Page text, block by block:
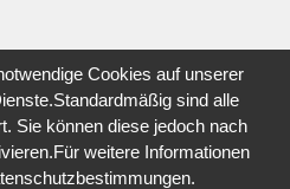
Cookies auf unserer
sind alle
Sie können diese jedoch nach
weitere Informationen